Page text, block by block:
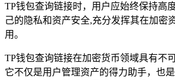
TP钱包查询链接时，用户应始终保持高
己的隐私和资产安全,充分发挥其在加密
用。
TP钱包查询链接在加密货币领域具有不
它不仅是用户管理资产的得力助手，也